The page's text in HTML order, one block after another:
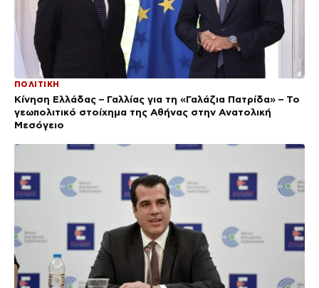
ΠΟΛΙΤΙΚΗ
Κίνηση Ελλάδας – Γαλλίας για τη «Γαλάζια Πατρίδα» – Το
γεωπολιτικό στοίχημα της Αθήνας στην Ανατολική
Μεσόγειο